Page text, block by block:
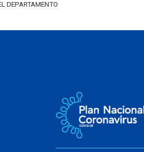
DEPARTAMENTO